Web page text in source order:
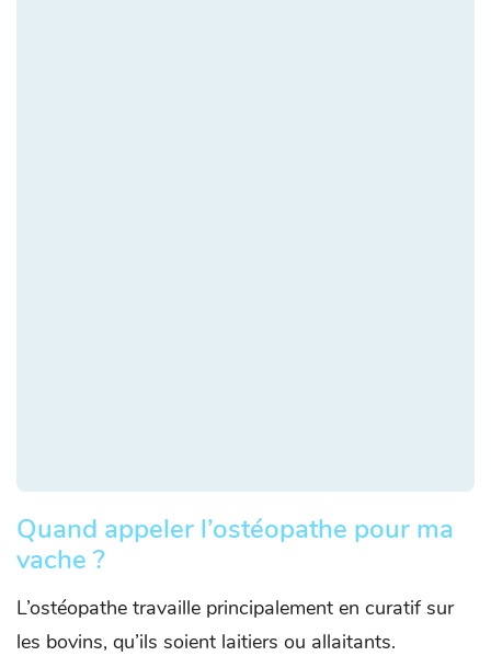
Quand appeler l’ostéopathe pour ma
vache ?
L’ostéopathe travaille principalement en curatif sur
les bovins, qu’ils soient laitiers ou allaitants.